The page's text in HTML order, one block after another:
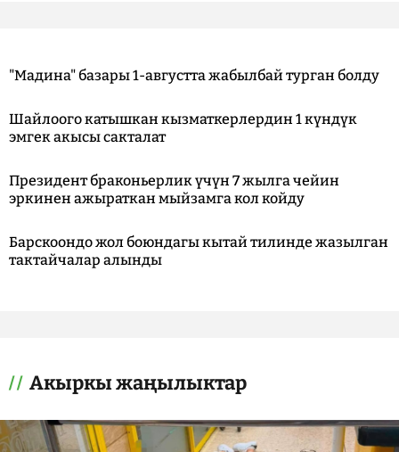
"Мадина" базары 1-августта жабылбай турган болду
Шайлоого катышкан кызматкерлердин 1 күндүк
эмгек акысы сакталат
Президент браконьерлик үчүн 7 жылга чейин
эркинен ажыраткан мыйзамга кол койду
Барскоондо жол боюндагы кытай тилинде жазылган
тактайчалар алынды
Акыркы жаңылыктар